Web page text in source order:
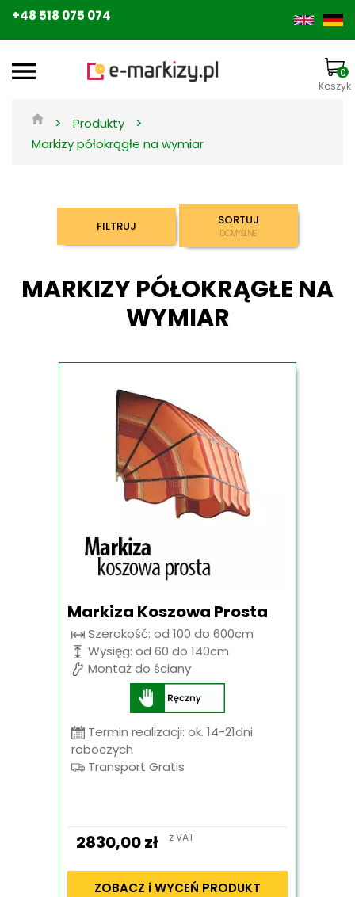
+48 518 075 074
0
Koszyk
> Produkty >
Markizy półokrągłe na wymiar
FILTRUJ SORTUJ
DOMYŚLNIE
MARKIZY PÓŁOKRĄGŁE NA
WYMIAR
Markiza Koszowa Prosta
Szerokość: od 100 do 600cm
Wysięg: od 60 do 140cm
Montaż do ściany
Termin realizacji: ok. 14-21dni
roboczych
Transport Gratis
2830,00zł z VAT
ZOBACZ i WYCEŃ PRODUKT